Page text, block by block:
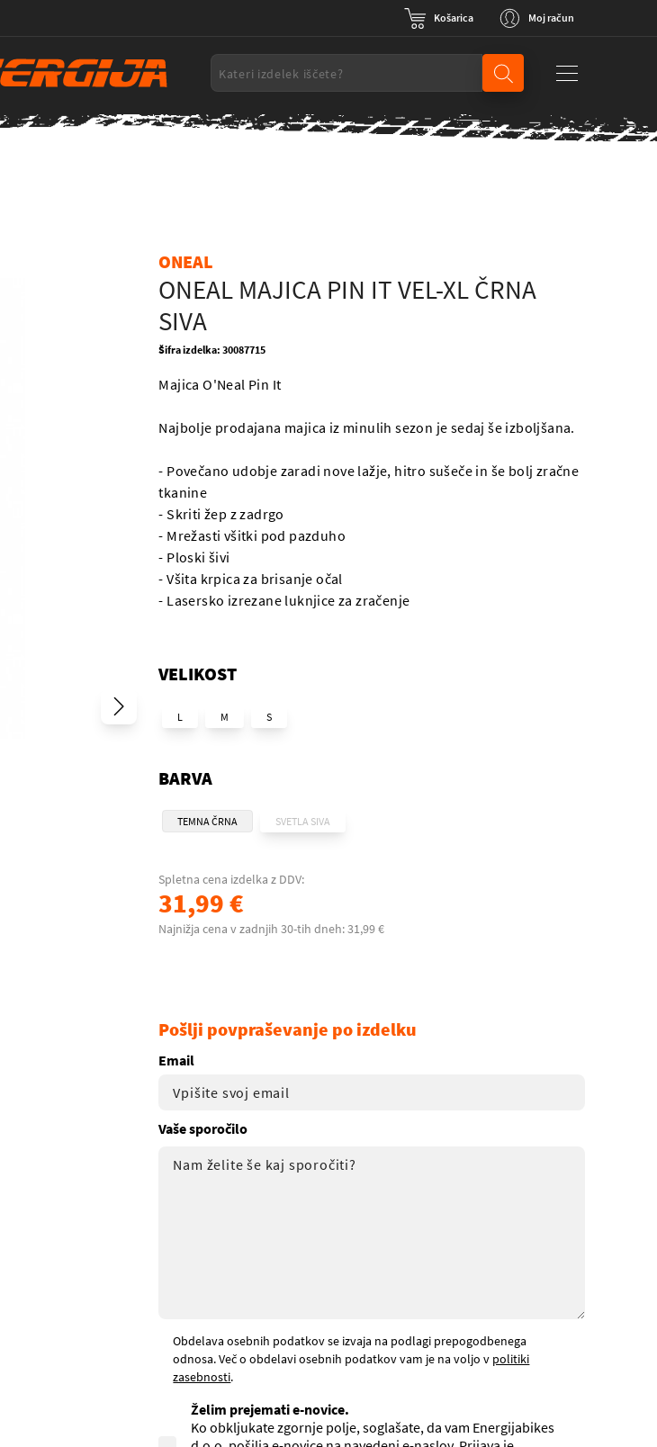
Košarica Moj račun
ONEAL
ONEAL MAJICA PIN IT VEL-XL ČRNA
SIVA
Šifra izdelka: 30087715
Majica O'Neal Pin It
Najbolje prodajana majica iz minulih sezon je sedaj še izboljšana.
- Povečano udobje zaradi nove lažje, hitro sušeče in še bolj zračne
tkanine
- Skriti žep z zadrgo
- Mrežasti všitki pod pazduho
- Ploski šivi
- Všita krpica za brisanje očal
- Lasersko izrezane luknjice za zračenje
VELIKOST
L M S
BARVA
TEMNA ČRNA SVETLA SIVA
Spletna cena izdelka z DDV:
31,99 €
Najnižja cena v zadnjih 30-tih dneh: 31,99 €
Pošlji povpraševanje po izdelku
Email
Vaše sporočilo
Obdelava osebnih podatkov se izvaja na podlagi prepogodbenega
odnosa. Več o obdelavi osebnih podatkov vam je na voljo v politiki
zasebnosti.
Želim prejemati e-novice.
Ko obkljukate zgornje polje, soglašate, da vam Energijabikes